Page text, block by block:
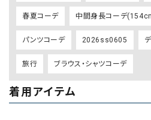
春夏コーデ 中間身長コーデ
パンツコーデ 2026ss0605
旅行 ブラウス・シャツコーデ
着用アイテム